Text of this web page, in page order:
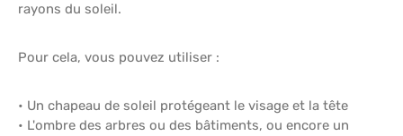
rayons du soleil.
Pour cela, vous pouvez utiliser :
• Un chapeau de soleil protégeant le visage et la tête
• L'ombre des arbres ou des bâtiments, ou encore un